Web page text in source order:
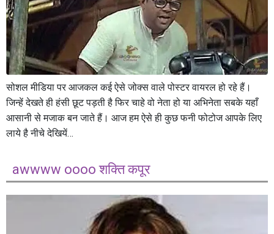
सोशल मीडिया पर आजकल कई ऐसे जोक्स वाले पोस्टर वायरल हो रहे हैं।
जिन्हें देखते ही हंसी छूट पड़ती है फिर चाहे वो नेता हो या अभिनेता सबके यहाँ
आसानी से मजाक बन जाते हैं। आज हम ऐसे ही कुछ फनी फोटोज आपके लिए
लाये है नीचे देखियें…
awwww oooo शक्ति कपूर